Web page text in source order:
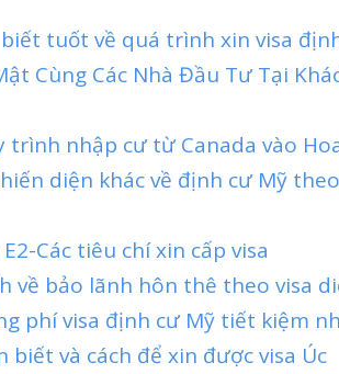
tuốt về quá trình xin visa
Cùng Các Nhà Đầu Tư Tại
trình nhập cư từ Canada vào
diện khác về định cư Mỹ
Các tiêu chí xin cấp visa
về bảo lãnh hôn thê theo visa
phí visa định cư Mỹ tiết kiệm
biết và cách để xin được visa Úc